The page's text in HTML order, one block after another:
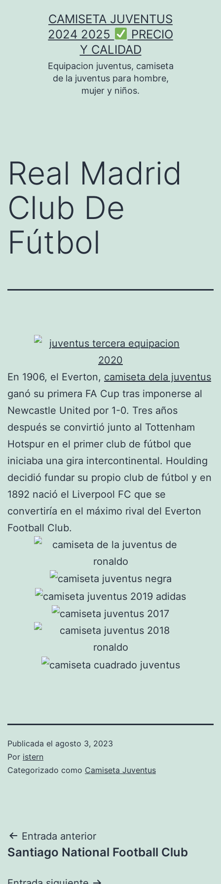
CAMISETA JUVENTUS
2024 2025
PRECIO
Y CALIDAD
Equipacion juventus, camiseta
de la juventus para hombre,
mujer y niños.
Real Madrid
Club De
Fútbol
En 1906, el Everton, camiseta dela juventus
ganó su primera FA Cup tras imponerse al
Newcastle United por 1-0. Tres años
después se convirtió junto al Tottenham
Hotspur en el primer club de fútbol que
iniciaba una gira intercontinental. Houlding
decidió fundar su propio club de fútbol y en
1892 nació el Liverpool FC que se
convertiría en el máximo rival del Everton
Football Club.
Publicada el agosto 3, 2023
Por istern
Categorizado como Camiseta Juventus
Navegación
de
Entrada anterior
Santiago National Football Club